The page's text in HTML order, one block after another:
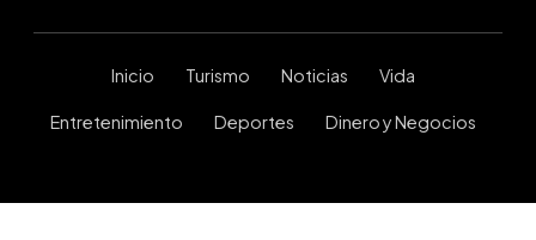
Inicio Turismo Noticias Vida
Entretenimiento Deportes Dinero y Negocios